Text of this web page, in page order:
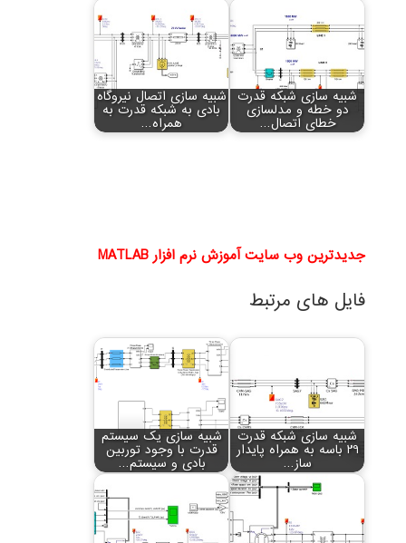
شبیه سازی شبکه قدرت
دو خطه و مدلسازی
خطای اتصال…
شبیه سازی اتصال نیروگاه
بادی به شبکه قدرت به
همراه…
جدیدترین وب سایت آموزش نرم افزار MATLAB
فایل های مرتبط
شبیه سازی شبکه قدرت
29 باسه به همراه پایدار
ساز…
شبیه سازی یک سیستم
قدرت با وجود توربین
بادی و سیستم…